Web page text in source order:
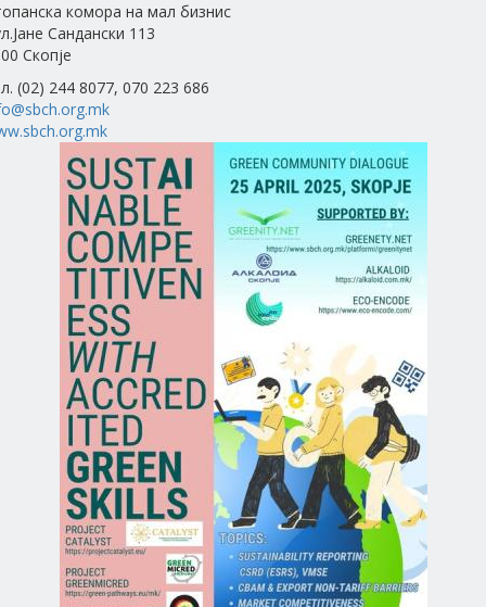
комора на мал бизнис
Сандански 113
Скопје
(02) 244 8077, 070 223 686